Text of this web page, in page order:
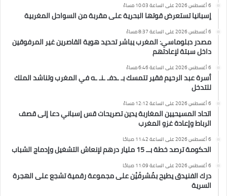
6 أغسطس 2026 على الساعة 10:03 مساءً
إسبانيا تستعرض قوتها البحرية على مقربة من السواحل المغربية
6 أغسطس 2026 على الساعة 8:37 مساءً
مصدر دبلوماسي: المغرب يباشر تحديد هوية القاصرين غير المرفوقين
داخل سبتة لإعادتهم
6 أغسطس 2026 على الساعة 6:46 مساءً
أسرة عبد الرحيم فقير تتمسك بـ ـدفـ ـنـ ـه في المغرب وتناشد الملك
للتدخل
6 أغسطس 2026 على الساعة 12:12 مساءً
اتحاد المسيحيين المغاربة يدين تصريحات قس إسباني دعا إلى قصف
الرباط وإعادة غزو المغرب
6 أغسطس 2026 على الساعة 11:42 صباحًا
الحكومة ترصد خطة بــ 15 مليار درهم لإنعاش التشغيل وإدماج الشباب
6 أغسطس 2026 على الساعة 11:09 صباحًا
درك الفنيدق يطيح بمُشرفَيْن على مجموعة رقمية تشجع على الهجرة
السرية